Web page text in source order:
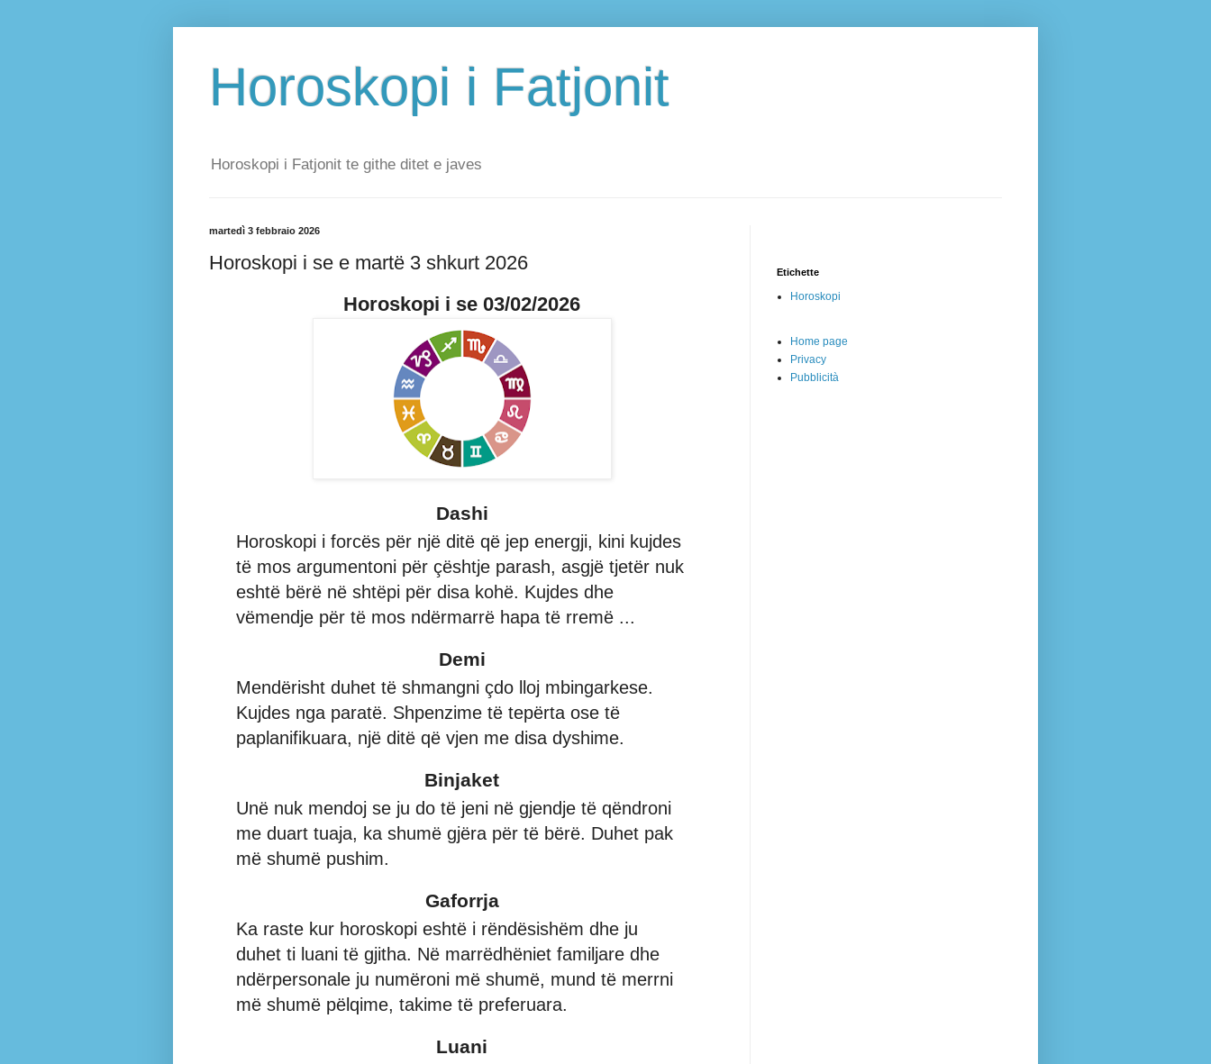
Horoskopi i Fatjonit
Horoskopi i Fatjonit te githe ditet e javes
martedì 3 febbraio 2026
Horoskopi i se e martë 3 shkurt 2026
Horoskopi i se 03/02/2026
Dashi
Horoskopi i forcës për një ditë që jep energji, kini kujdes
të mos argumentoni për çështje parash, asgjë tjetër nuk
eshtë bërë në shtëpi për disa kohë. Kujdes dhe
vëmendje për të mos ndërmarrë hapa të rremë ...
Demi
Mendërisht duhet të shmangni çdo lloj mbingarkese.
Kujdes nga paratë. Shpenzime të tepërta ose të
paplanifikuara, një ditë që vjen me disa dyshime.
Binjaket
Unë nuk mendoj se ju do të jeni në gjendje të qëndroni
me duart tuaja, ka shumë gjëra për të bërë. Duhet pak
më shumë pushim.
Gaforrja
Ka raste kur horoskopi eshtë i rëndësishëm dhe ju
duhet ti luani të gjitha. Në marrëdhëniet familjare dhe
ndërpersonale ju numëroni më shumë, mund të merrni
më shumë pëlqime, takime të preferuara.
Luani
Etichette
Horoskopi
Home page
Privacy
Pubblicità